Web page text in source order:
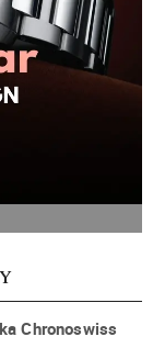
Chronoswiss